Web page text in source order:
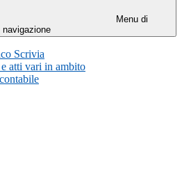
Menu di
navigazione
Scrivia
atti vari in ambito